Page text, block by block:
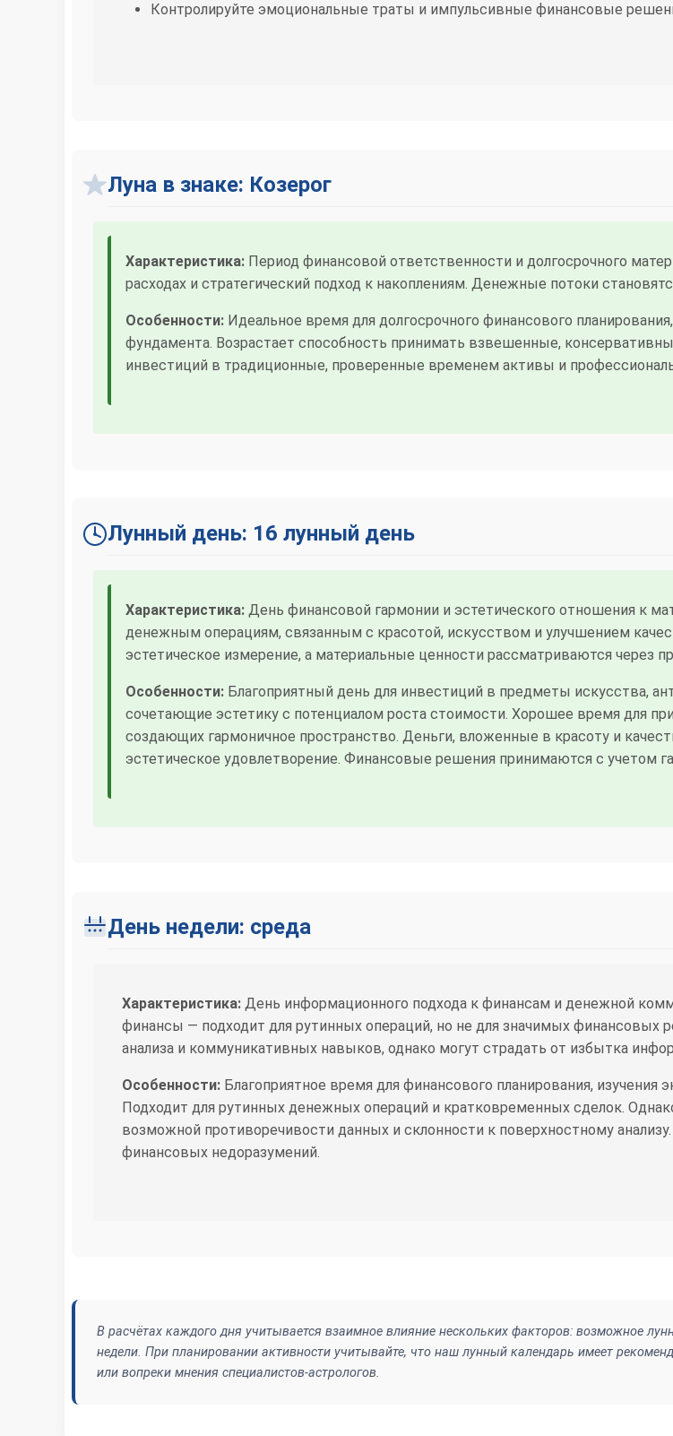
Контролируйте эмоциональные траты и импульсивные финансовые
Луна в знаке: Козерог
Характеристика: Период финансовой ответственности и долгосрочного
расходах и стратегический подход к накоплениям. Денежные потоки
Особенности: Идеальное время для долгосрочного финансового
фундамента. Возрастает способность принимать взвешенные,
инвестиций в традиционные, проверенные временем активы и
Лунный день: 16 лунный день
Характеристика: День финансовой гармонии и эстетического отношения к
денежным операциям, связанным с красотой, искусством и улучшением
эстетическое измерение, а материальные ценности рассматриваются через
Особенности: Благоприятный день для инвестиций в предметы искусства,
сочетающие эстетику с потенциалом роста стоимости. Хорошее время для
создающих гармоничное пространство. Деньги, вложенные в красоту и
эстетическое удовлетворение. Финансовые решения принимаются с учетом
День недели: среда
Характеристика: День информационного подхода к финансам и денежной
финансы — подходит для рутинных операций, но не для значимых
анализа и коммуникативных навыков, однако могут страдать от избытка
Особенности: Благоприятное время для финансового планирования,
Подходит для рутинных денежных операций и кратковременных сделок.
возможной противоречивости данных и склонности к поверхностному
финансовых недоразумений.
В расчётах каждого дня учитывается взаимное влияние нескольких факторов: возможное
недели. При планировании активности учитывайте, что наш лунный календарь имеет
или вопреки мнения специалистов-астрологов.